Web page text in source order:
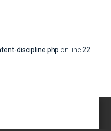
discipline.php on line22